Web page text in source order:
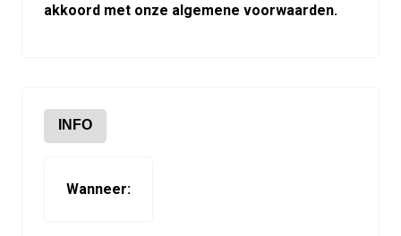
akkoord met onze algemene voorwaarden.
INFO
Wanneer: